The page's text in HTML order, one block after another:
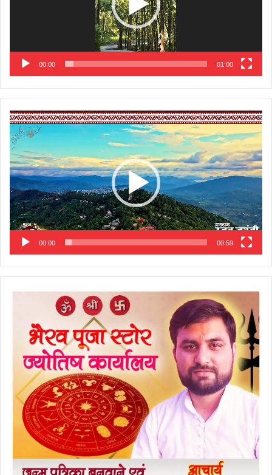
00:00 01:00
Video
Player
00:00 00:59